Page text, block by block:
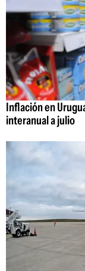
Inflación en
interanual a julio